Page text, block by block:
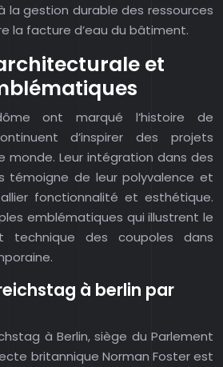
la gestion durable des ressources
la facture d’eau du bâtiment.
et
ont marqué l’histoire de
d’inspirer des projets
monde. Leur intégration dans des
témoigne de leur polyvalence et
fonctionnalité et esthétique.
emblématiques qui illustrent le
des coupoles dans
à berlin par
à Berlin, siège du Parlement
britannique Norman Foster est